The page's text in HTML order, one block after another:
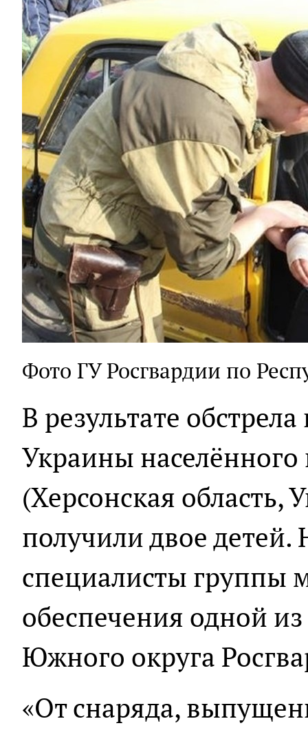
Фото ГУ Росгвардии по
В результате
Украины
(Херсонская область,
получили двое
специалисты группы
обеспечения одной
Южного округа
«От снаряда,